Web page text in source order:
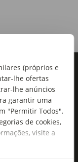
(próprios e
lhe ofertas
lhe anúncios
garantir uma
"Permitir Todos".
de cookies,
visite a
no